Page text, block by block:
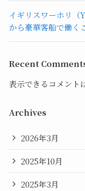
イギリスワーホリ
から豪華客船で働く
Recent
表示できるコメント
Archives
2026年3月
2025年10月
2025年3月